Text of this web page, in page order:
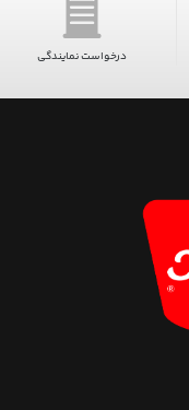
درخواست نمایندگی